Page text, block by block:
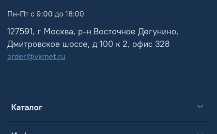
Каталог
Пн-Пт с 9:00 до 18:00
127591, г Москва, р-н Восточное Дегунино,
Дмитровское шоссе, д 100 к 2, офис 328
order@vkmet.ru